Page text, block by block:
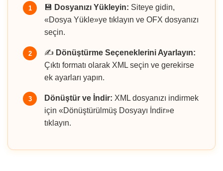
1 💾 Dosyanızı Yükleyin: Siteye gidin,
«Dosya Yükle»ye tıklayın ve OFX dosyanızı
seçin.
2 ✍️ Dönüştürme Seçeneklerini Ayarlayın:
Çıktı formatı olarak XML seçin ve gerekirse
ek ayarları yapın.
3 Dönüştür ve İndir: XML dosyanızı indirmek
için «Dönüştürülmüş Dosyayı İndir»e
tıklayın.